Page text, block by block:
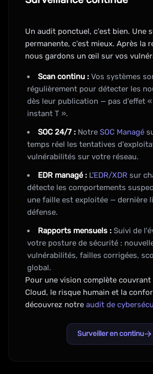
Un audit ponctuel, c'est bien. Une
permanente, c'est mieux. Après la
nous gardons un œil sur vos
Scan continu : Vos systèmes
régulièrement pour détecter les
dès leur publication — pas d'effet
instant T ».
SOC 24/7 : Notre SOC Managé
temps réel les tentatives
vulnérabilités sur votre réseau.
EDR managé : L'EDR/XDR sur
détecte les comportements
une faille est exploitée — dernière
défense.
Rapports mensuels : Suivi de
votre posture de sécurité :
vulnérabilités, failles corrigées,
global.
Pour une vision complète couvrant
Cloud, le risque humain et la
découvrez notre audit de
Surveiller en continu